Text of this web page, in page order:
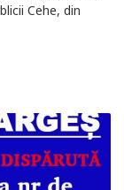
Cehe, din